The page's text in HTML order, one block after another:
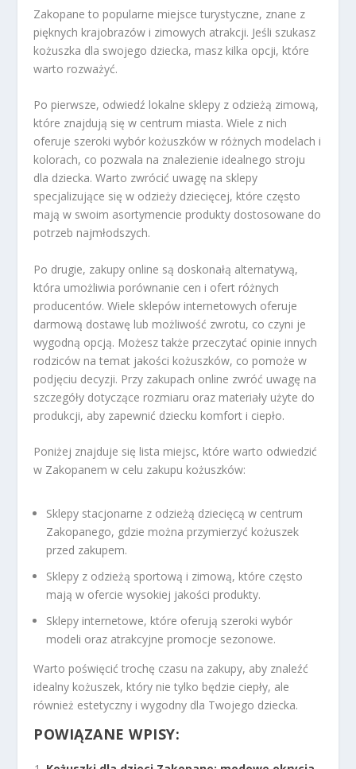
Zakopane to popularne miejsce turystyczne, znane z
pięknych krajobrazów i zimowych atrakcji. Jeśli szukasz
kożuszka dla swojego dziecka, masz kilka opcji, które
warto rozważyć.
Po pierwsze, odwiedź lokalne sklepy z odzieżą zimową,
które znajdują się w centrum miasta. Wiele z nich
oferuje szeroki wybór kożuszków w różnych modelach i
kolorach, co pozwala na znalezienie idealnego stroju
dla dziecka. Warto zwrócić uwagę na sklepy
specjalizujące się w odzieży dziecięcej, które często
mają w swoim asortymencie produkty dostosowane do
potrzeb najmłodszych.
Po drugie, zakupy online są doskonałą alternatywą,
która umożliwia porównanie cen i ofert różnych
producentów. Wiele sklepów internetowych oferuje
darmową dostawę lub możliwość zwrotu, co czyni je
wygodną opcją. Możesz także przeczytać opinie innych
rodziców na temat jakości kożuszków, co pomoże w
podjęciu decyzji. Przy zakupach online zwróć uwagę na
szczegóły dotyczące rozmiaru oraz materiały użyte do
produkcji, aby zapewnić dziecku komfort i ciepło.
Poniżej znajduje się lista miejsc, które warto odwiedzić
w Zakopanem w celu zakupu kożuszków:
Sklepy stacjonarne z odzieżą dziecięcą w centrum
Zakopanego, gdzie można przymierzyć kożuszek
przed zakupem.
Sklepy z odzieżą sportową i zimową, które często
mają w ofercie wysokiej jakości produkty.
Sklepy internetowe, które oferują szeroki wybór
modeli oraz atrakcyjne promocje sezonowe.
Warto poświęcić trochę czasu na zakupy, aby znaleźć
idealny kożuszek, który nie tylko będzie ciepły, ale
również estetyczny i wygodny dla Twojego dziecka.
POWIĄZANE WPISY: